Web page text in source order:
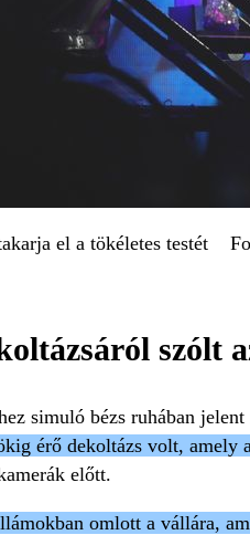
el a tökéletes testét
szólt
simuló bézs ruhában
érő dekoltázs volt, amely
előtt.
omlott a vállára,